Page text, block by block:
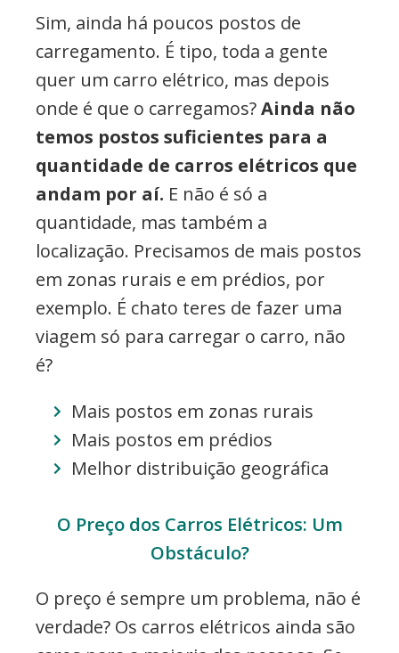
Sim, ainda há poucos postos de
carregamento. É tipo, toda a gente
quer um carro elétrico, mas depois
onde é que o carregamos?Ainda não
temos postos suficientes para a
quantidade de carros elétricos que
andam por aí. E não é só a
quantidade, mas também a
localização. Precisamos de mais postos
em zonas rurais e em prédios, por
exemplo. É chato teres de fazer uma
viagem só para carregar o carro, não
é?
Mais postos em zonas rurais
Mais postos em prédios
Melhor distribuição geográfica
O Preço dos Carros Elétricos: Um
Obstáculo?
O preço é sempre um problema, não é
verdade? Os carros elétricos ainda são